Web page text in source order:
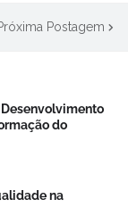
Postagem
Desenvolvimento
do
na